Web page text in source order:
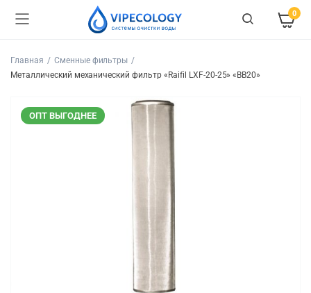
0
Главная
Сменные фильтры
Металлический механический фильтр «Raifil LXF-20-25» «BB20»
ОПТ ВЫГОДНЕЕ